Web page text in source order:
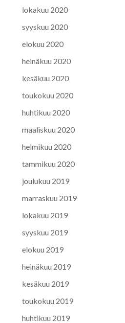
lokakuu 2020
syyskuu 2020
elokuu 2020
heinäkuu 2020
kesäkuu 2020
toukokuu 2020
huhtikuu 2020
maaliskuu 2020
helmikuu 2020
tammikuu 2020
joulukuu 2019
marraskuu 2019
lokakuu 2019
syyskuu 2019
elokuu 2019
heinäkuu 2019
kesäkuu 2019
toukokuu 2019
huhtikuu 2019